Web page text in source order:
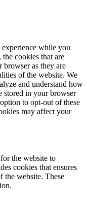
while you
cookies that are
browser as they are
of the website. We
and understand how
stored in your browser
to opt-out of these
may affect your
the website to
cookies that ensures
the website. These